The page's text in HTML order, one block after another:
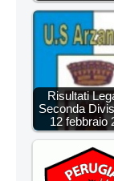
Risultati
Seconda
12 febbraio